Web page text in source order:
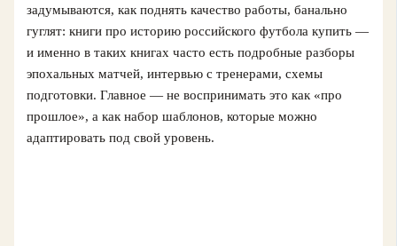
задумываются, как поднять качество работы, банально
гуглят: книги про историю российского футбола купить —
и именно в таких книгах часто есть подробные разборы
эпохальных матчей, интервью с тренерами, схемы
подготовки. Главное — не воспринимать это как «про
прошлое», а как набор шаблонов, которые можно
адаптировать под свой уровень.